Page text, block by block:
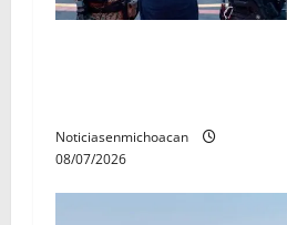
r
a
s
Noticiasenmichoacan
08/07/2026